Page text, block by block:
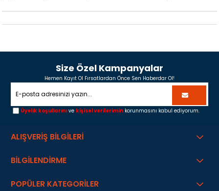
Size Özel Kampanyalar
Hemen Kayıt Ol Fırsatlardan Önce Sen Haberdar Ol!
Üyelik koşullarını ve kişisel verilerimin korunmasını kabul ediyorum.
ALIŞVERİŞ BİLGİLERİ
BİLGİLENDİRME
POPÜLER KATEGORİLER